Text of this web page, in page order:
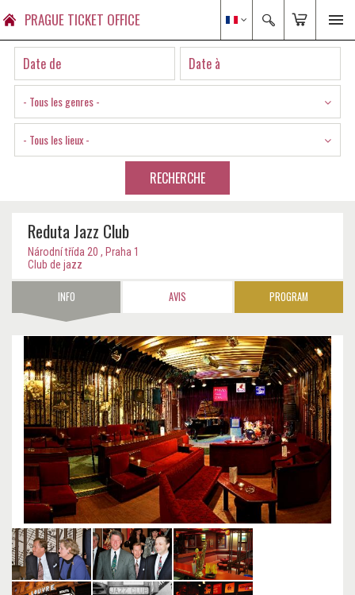
PRAGUE TICKET OFFICE
- Tous les genres -
- Tous les lieux -
RECHERCHE
Reduta Jazz Club
Národní třída 20 , Praha 1
Club de jazz
INFO AVIS PROGRAM